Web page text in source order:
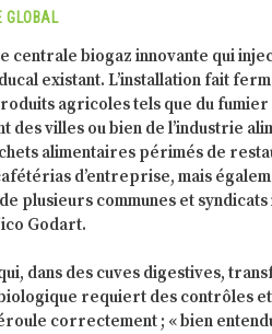
GLOBAL
centrale biogaz innovante qui
existant. L’installation fait
agricoles tels que du fumier
des villes ou bien de l’industrie
alimentaires périmés de
d’entreprise, mais
plusieurs communes et
Godart.
dans des cuves digestives,
requiert des contrôles
correctement ; « bien